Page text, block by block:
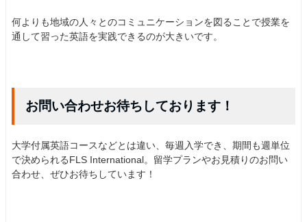
何よりも地域の人々とのコミュニケーションを図ることで授業を
通して習った英語を実践できるのが大きいです。
お問い合わせお待ちしております！
大学付属英語コースなどとは違い、毎週入学でき、期間も週単位
で決められるFLS International。留学プランやお見積りのお問い
合わせ、ぜひお待ちしています！